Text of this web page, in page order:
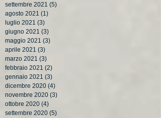
settembre 2021 (5)
agosto 2021 (1)
luglio 2021 (3)
giugno 2021 (3)
maggio 2021 (3)
aprile 2021 (3)
marzo 2021 (3)
febbraio 2021 (2)
gennaio 2021 (3)
dicembre 2020 (4)
novembre 2020 (3)
ottobre 2020 (4)
settembre 2020 (5)